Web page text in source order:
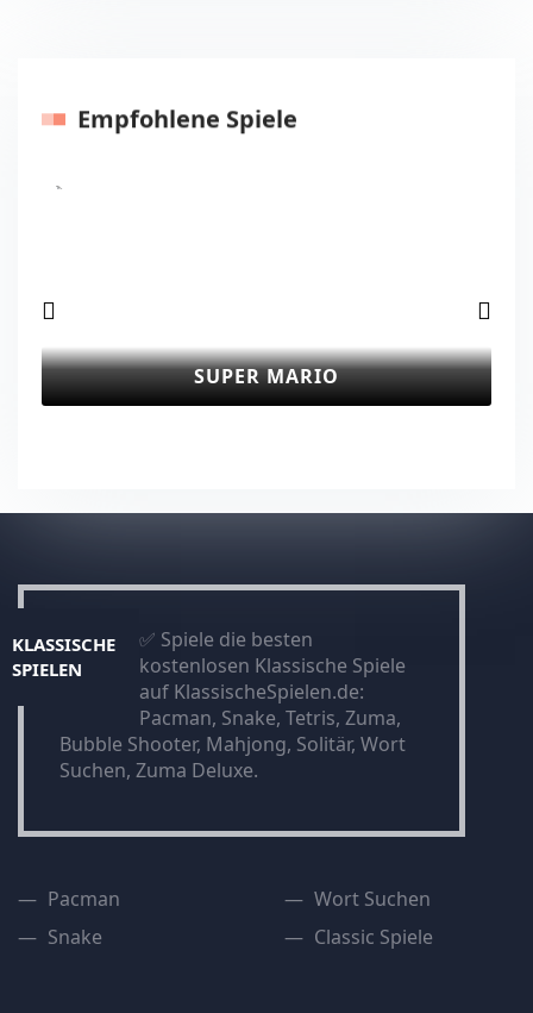
Empfohlene Spiele
SUPER MARIO
KLASSISCHE
SPIELEN
✅ Spiele die besten
kostenlosen Klassische Spiele
auf KlassischeSpielen.de:
Pacman, Snake, Tetris, Zuma,
Bubble Shooter, Mahjong, Solitär, Wort
Suchen, Zuma Deluxe.
Pacman
Snake
Wort Suchen
Classic Spiele